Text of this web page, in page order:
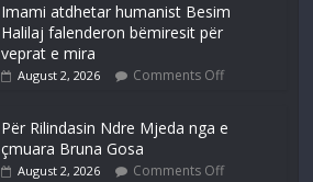
Imami atdhetar humanist Besim
Halilaj falenderon bëmiresit për
veprat e mira
August 2, 2026 Comments Off
Për Rilindasin Ndre Mjeda nga e
çmuara Bruna Gosa
August 2, 2026 Comments Off